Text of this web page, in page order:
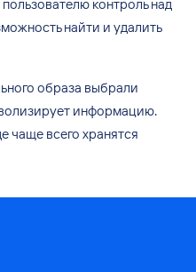
контроль над
найти и удалить
образа выбрали
информацию.
чаще всего хранятся